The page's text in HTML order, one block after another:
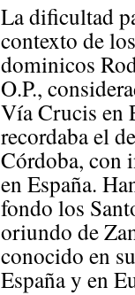
La dificultad
contexto de
dominicos
O.P.,
Vía Crucis en
recordaba el
Córdoba, con
en España.
fondo los
oriundo de
conocido en
España y en